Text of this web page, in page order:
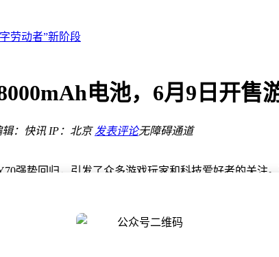
劳动者”新阶段
前16强
戏体验再升级
能
电池，6月9日开售
辑：快讯 IP：北京 发表评论无障碍通道
强势回归，引发了众多游戏玩家和科技爱好者的关注
舰芯片，与市场主流发展同步，采用N3P工艺制程。
架构，升级至Adreno 829，性能同比提升11%，功
，与处理器形成性能铁三角，足以流畅运行各类3A大